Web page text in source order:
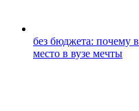
без бюджета: почему
место в вузе мечты